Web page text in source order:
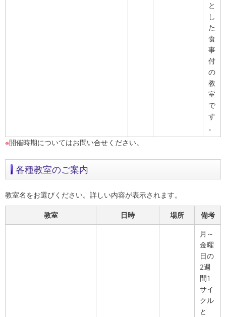
と
し
た
食
事
付
の
教
室
で
す
。
※開催時期についてはお問い合せください。
各種教室のご案内
教室名をお選びください。詳しい内容が表示されます。
教室 日時 場所 備考
月～
金曜
日の
2週
間1
サイ
クル
と